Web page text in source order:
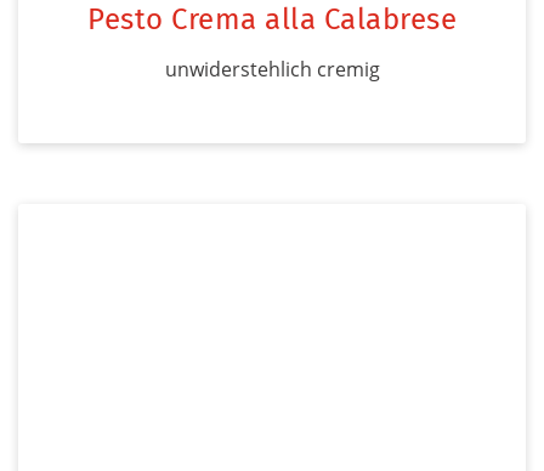
Pesto Crema alla Calabrese
unwiderstehlich cremig